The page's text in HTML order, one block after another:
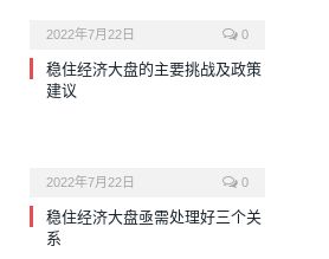
2022年7月22日 0
稳住经济大盘的主要挑战及政策
建议
2022年7月22日 0
稳住经济大盘亟需处理好三个关
系